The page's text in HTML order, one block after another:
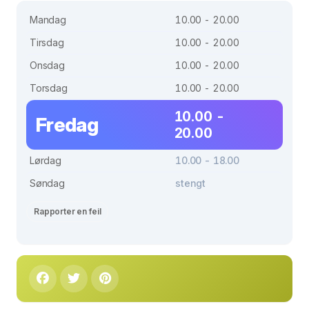
Mandag
10.00 - 20.00
Tirsdag
10.00 - 20.00
Onsdag
10.00 - 20.00
Torsdag
10.00 - 20.00
Fredag
10.00 -
20.00
Lørdag
10.00 - 18.00
Søndag
stengt
Rapporter en feil